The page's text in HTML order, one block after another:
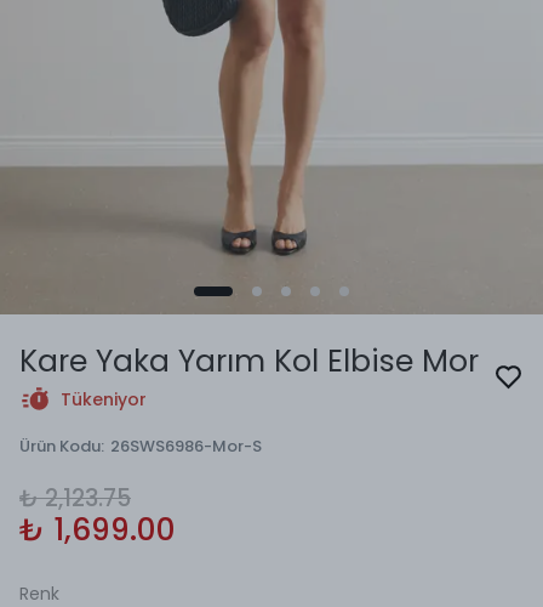
Kare Yaka Yarım Kol Elbise Mor
Tükeniyor
Ürün Kodu: 26SWS6986-Mor-S
₺ 2,123.75
₺ 1,699.00
Renk